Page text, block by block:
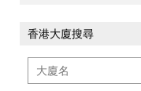
香港大廈搜尋